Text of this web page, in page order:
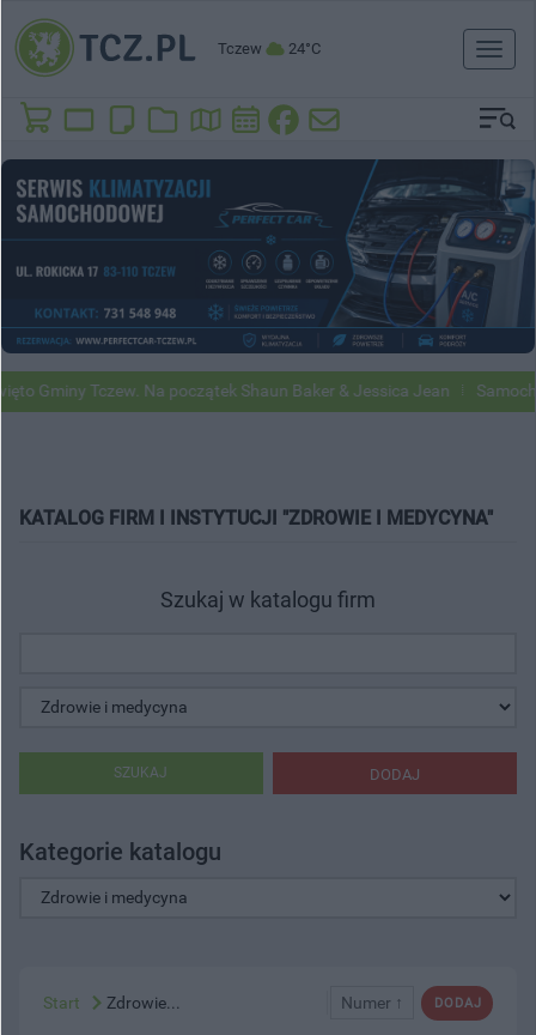
Tczew 24°C
Toggle
Tczew. Na początek Shaun Baker & Jessica Jean Samochody
KATALOG FIRM I INSTYTUCJI "ZDROWIE I MEDYCYNA"
Szukaj w katalogu firm
DODAJ
SZUKAJ
Kategorie katalogu
DODAJ
Numer ↑
Start Zdrowie...